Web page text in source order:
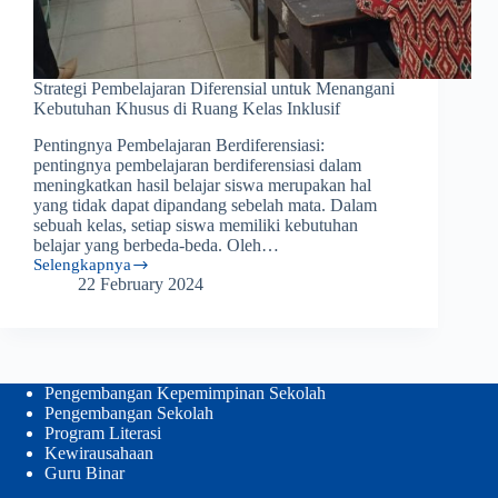
Strategi Pembelajaran Diferensial untuk Menangani
Kebutuhan Khusus di Ruang Kelas Inklusif
Pentingnya Pembelajaran Berdiferensiasi:
pentingnya pembelajaran berdiferensiasi dalam
meningkatkan hasil belajar siswa merupakan hal
yang tidak dapat dipandang sebelah mata. Dalam
sebuah kelas, setiap siswa memiliki kebutuhan
belajar yang berbeda-beda. Oleh…
Selengkapnya
Strategi
Pembelajaran
Khusus
di
Ruang
Kelas
Inklusif
22 February 2024
Pengembangan Kepemimpinan Sekolah
Pengembangan Sekolah
Program Literasi
Kewirausahaan
Guru Binar